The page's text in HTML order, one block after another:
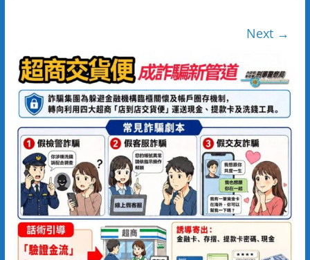
Next →